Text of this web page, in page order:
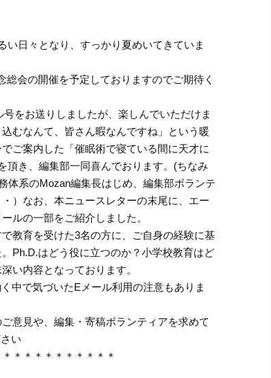
い日々となり、すっかり夏めいてきていま
会の開催を予定しておりますのでご期待く
をお送りしましたが、楽しんでいただけま
むなんて、皆さん暇なんですね」という暖
ご案内した「催眠術で寝ている間に天才に
頂き、編集部一同喜んでおります。(ちなみ
体系のMozan編集長はじめ、編集部ボランテ
）なお、本ニュースレターの末尾に、エー
ルの一部をご紹介しました。
教育を受けた3名の方に、ご自身の経験に基
Ph.D.はどう役に立つのか？小学校教育はど
い内容となっております。
中で気づいたEメール利用の注意もありま
意見や、編集・寄稿ボランティアを求めて
い
＊＊＊＊＊＊＊＊＊＊